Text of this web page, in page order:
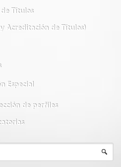
Títulos
Acreditación de Títulos)
Especial
de perfiles